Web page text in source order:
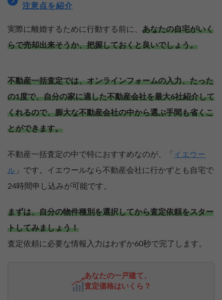
注意点を紹介
実際に離婚するために行動する前に、 あなたの自宅がいく
らで売却出来そうか、把握しておくと良いでしょう。
不動産一括査定では、オンラインフォームの入力、たった
の1度で、自分の家に適した不動産会社を最大6社紹介して
くれるので、膨大な不動産会社の中から選ぶ手間も省くこ
とができます。
不動産一括査定の中で特におすすめなのが、「 イエウー
ル 」です。イエウールなら不動産会社に行かずとも自宅で
24時間申し込みが可能です。
まずは、自分の物件種別を選択してから査定依頼をスター
トしてみましょう！
査定依頼に必要な情報入力はわずか60秒で完了します。
あなたの一戸建て、
査定価格はいくら？